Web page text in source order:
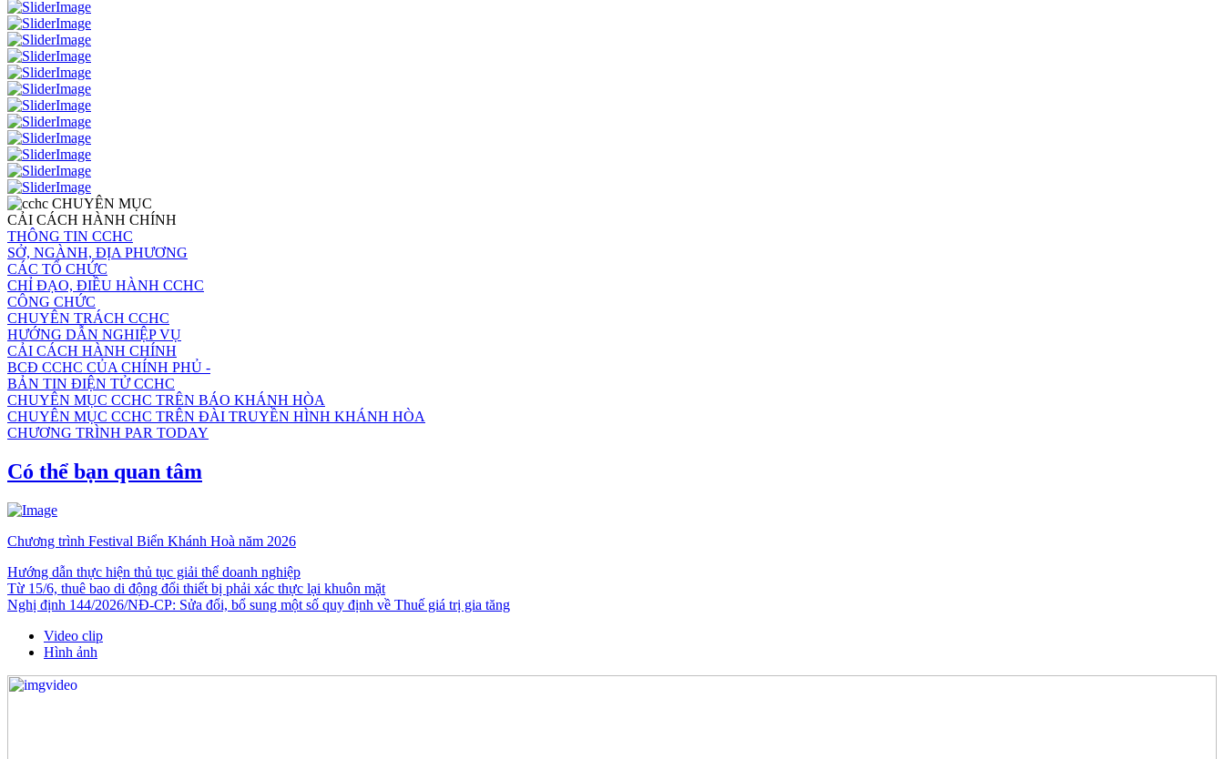
CHUYÊN MỤC
CẢI CÁCH HÀNH CHÍNH
THÔNG TIN CCHC
SỞ, NGÀNH, ĐỊA PHƯƠNG
CÁC TỔ CHỨC
CHỈ ĐẠO, ĐIỀU HÀNH CCHC
CÔNG CHỨC
CHUYÊN TRÁCH CCHC
HƯỚNG DẪN NGHIỆP VỤ
CẢI CÁCH HÀNH CHÍNH
BCĐ CCHC CỦA CHÍNH PHỦ -
BẢN TIN ĐIỆN TỬ CCHC
CHUYÊN MỤC CCHC TRÊN BÁO KHÁNH HÒA
CHUYÊN MỤC CCHC TRÊN ĐÀI TRUYỀN HÌNH KHÁNH HÒA
CHƯƠNG TRÌNH PAR TODAY
Có thể bạn quan tâm
Chương trình Festival Biển Khánh Hoà năm 2026
Hướng dẫn thực hiện thủ tục giải thể doanh nghiệp
Từ 15/6, thuê bao di động đổi thiết bị phải xác thực lại khuôn mặt
Nghị định 144/2026/NĐ-CP: Sửa đổi, bổ sung một số quy định về Thuế giá trị gia tăng
Video clip
Hình ảnh